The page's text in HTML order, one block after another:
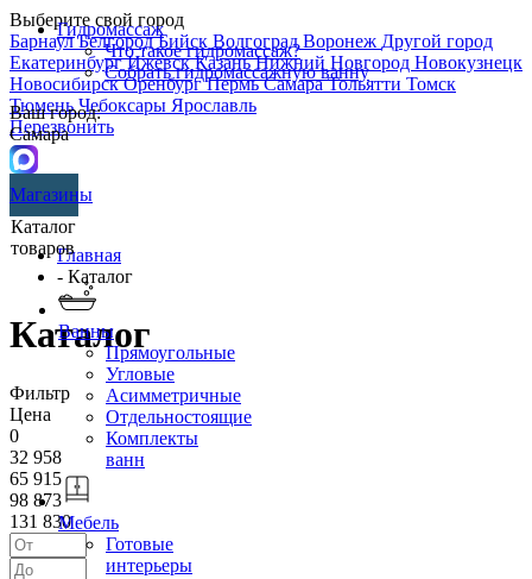
Выберите свой город
БарнаулБелгородБийск ВолгоградВоронеж Другой город
ЕкатеринбургИжевскКазаньНижний Новгород Новокузнецк
НовосибирскОренбургПермьСамараТольятти Томск
ТюменьЧебоксары Ярославль
Перезвонить
Гидромассаж
Что такое гидромассаж?
Собрать гидромассажную ванну
Ваш город:
Самара
Магазины
Каталог
товаров
Ванны
Прямоугольные
Угловые
Асимметричные
Отдельностоящие
Комплекты
ванн
Мебель
Готовые
интерьеры
Главная
- Каталог
Каталог
Фильтр
Цена
0
32 958
65 915
98 873
131 830